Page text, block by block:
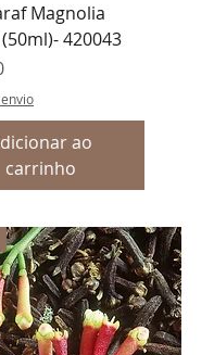
Magnolia
420043
ao
carrinho